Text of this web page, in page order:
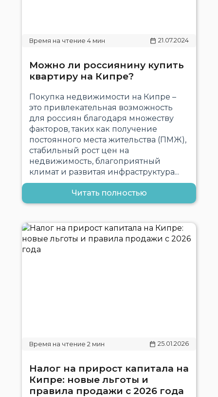
21.07.2024
Можно ли россиянину купить
квартиру на Кипре?
Покупка недвижимости на Кипре –
это привлекательная возможность
для россиян благодаря множеству
факторов, таких как получение
постоянного места жительства (ПМЖ),
стабильный рост цен на
недвижимость, благоприятный
климат и развитая инфраструктура...
Читать полностью
25.01.2026
Налог на прирост капитала на
Кипре: новые льготы и
правила продажи с 2026 года